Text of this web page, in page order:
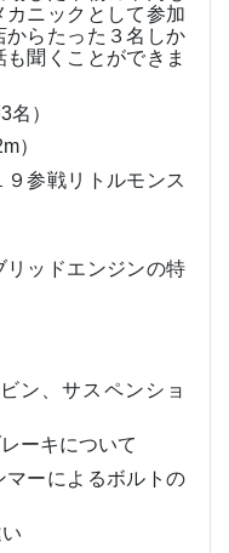
ニックとして参加
からたった３名しか
聞くことができま
3名）
）
戦リトルモンス
ッドエンジンの特
ン、サスペンショ
ーキについて
ーによるボルトの